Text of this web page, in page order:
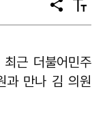
공
유
텍
스
기
근 더불어민주
과 만나 김 의원